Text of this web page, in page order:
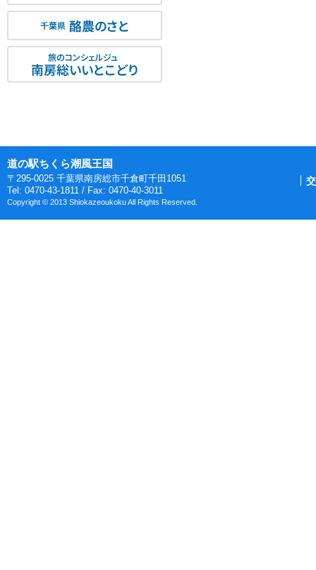
千葉県 酪農のさと
旅のコンシェルジュ
南房総いいとこどり
道の駅ちくら潮風王国
〒295-0025 千葉県南房総市千倉町千田1051
Tel: 0470-43-1811 / Fax: 0470-40-3011
Copyright © 2013 Shiokazeoukoku All Rights Reserved.